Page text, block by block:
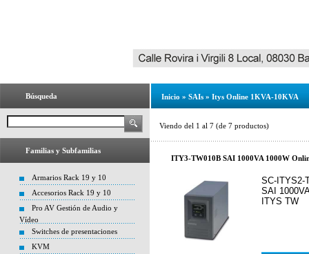
Búsqueda
Familias y Subfamilias
Armarios Rack 19 y 10
Accesorios Rack 19 y 10
Pro AV Gestión de Audio y
Vídeo
Switches de presentaciones
KVM
Inicio » SAIs » Itys Online 1KVA-10KVA
Viendo del 1 al 7 (de 7 productos)
ITY3-TW010B SAI 1000VA 1000W
SC-ITYS2-
SAI
ITYS TW